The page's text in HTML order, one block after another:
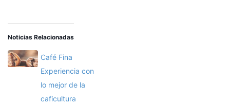
Noticias Relacionadas
Café Fina
Experiencia con
lo mejor de la
caficultura